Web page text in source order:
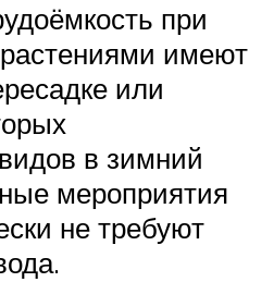
при
имеют
или
в зимний
мероприятия
не требуют